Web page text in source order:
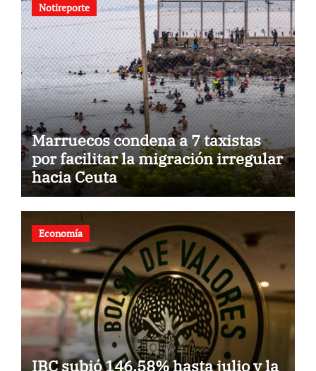
Notireporte
Marruecos condena a 7 taxistas
por facilitar la migración irregular
hacia Ceuta
Economía
IBC subió 146,58% hasta julio y la